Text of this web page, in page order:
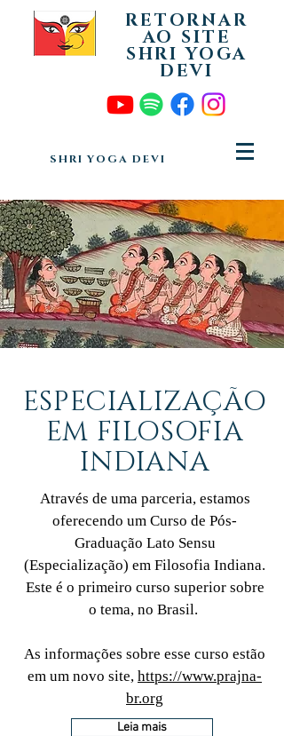
RETORNAR
AO SITE
SHRI YOGA
DEVI
SHRI YOGA DEVI
ESPECIALIZAÇÃO
EM FILOSOFIA
INDIANA
Através de uma parceria, estamos
oferecendo um Curso de Pós-
Graduação Lato Sensu
(Especialização) em Filosofia Indiana.
Este é o primeiro curso superior sobre
o tema, no Brasil.
As informações sobre esse curso estão
em um novo site, https://www.prajna-
br.org
Leia mais